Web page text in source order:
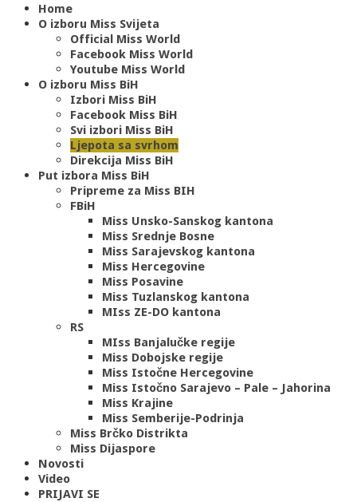
Home
O izboru Miss Svijeta
Official Miss World
Facebook Miss World
Youtube Miss World
O izboru Miss BiH
Izbori Miss BiH
Facebook Miss BiH
Svi izbori Miss BiH
Ljepota sa svrhom
Direkcija Miss BiH
Put izbora Miss BiH
Pripreme za Miss BIH
FBiH
Miss Unsko-Sanskog kantona
Miss Srednje Bosne
Miss Sarajevskog kantona
Miss Hercegovine
Miss Posavine
Miss Tuzlanskog kantona
MIss ZE-DO kantona
RS
MIss Banjalučke regije
Miss Dobojske regije
Miss Istočne Hercegovine
Miss Istočno Sarajevo – Pale – Jahorina
Miss Krajine
Miss Semberije-Podrinja
Miss Brčko Distrikta
Miss Dijaspore
Novosti
Video
PRIJAVI SE